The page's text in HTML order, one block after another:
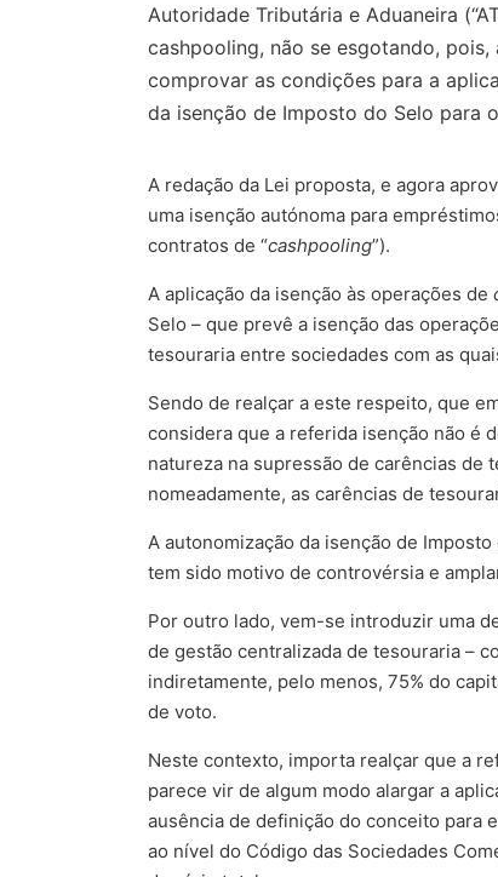
Autoridade Tributária e Aduaneira
cashpooling, não se esgotando,
comprovar as condições para a
da isenção de Imposto do Selo para
A redação da Lei proposta, e agora
uma isenção autónoma para
contratos de “cashpooling”).
A aplicação da isenção às operações de
Selo – que prevê a isenção das
tesouraria entre sociedades com as
Sendo de realçar a este respeito, que
considera que a referida isenção não é
natureza na supressão de carências de
nomeadamente, as carências de
A autonomização da isenção de
tem sido motivo de controvérsia e
Por outro lado, vem-se introduzir uma
de gestão centralizada de tesouraria –
indiretamente, pelo menos, 75% do
de voto.
Neste contexto, importa realçar que a
parece vir de algum modo alargar a
ausência de definição do conceito para
ao nível do Código das Sociedades